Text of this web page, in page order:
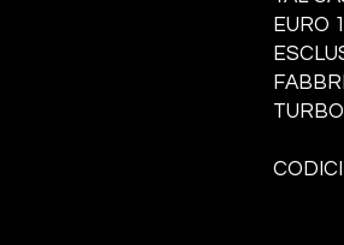
EURO